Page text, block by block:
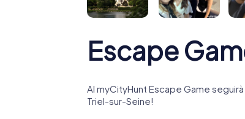
Escape
Al myCityHunt Escape Game
Triel-sur-Seine!